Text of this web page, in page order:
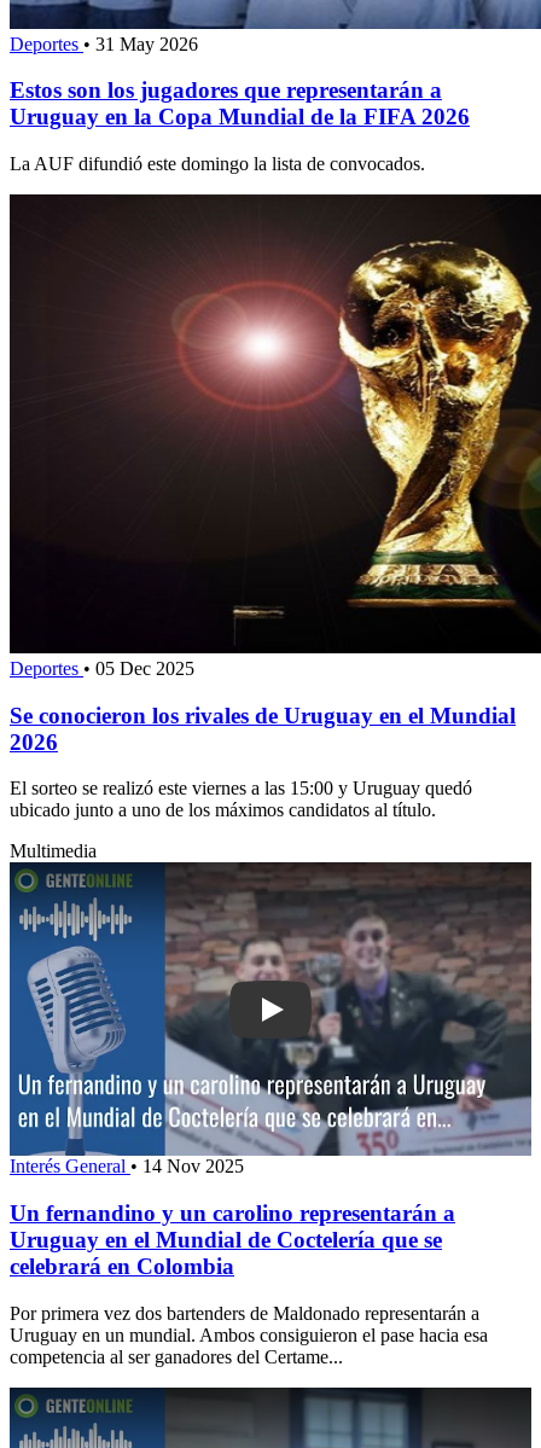
Deportes • 31 May 2026
Estos son los jugadores que representarán a
Uruguay en la Copa Mundial de la FIFA 2026
La AUF difundió este domingo la lista de convocados.
Deportes • 05 Dec 2025
Se conocieron los rivales de Uruguay en el Mundial
2026
El sorteo se realizó este viernes a las 15:00 y Uruguay quedó
ubicado junto a uno de los máximos candidatos al título.
Multimedia
Play: Un fernandino y un carolino
Interés General • 14 Nov 2025
Un fernandino y un carolino representarán a
Uruguay en el Mundial de Coctelería que se
celebrará en Colombia
Por primera vez dos bartenders de Maldonado representarán a
Uruguay en un mundial. Ambos consiguieron el pase hacia esa
competencia al ser ganadores del Certame...